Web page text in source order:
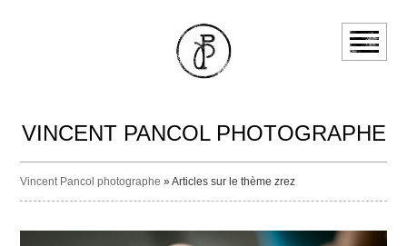
VINCENT PANCOL PHOTOGRAPHE
Vincent Pancol photographe » Articles sur le thème zrez